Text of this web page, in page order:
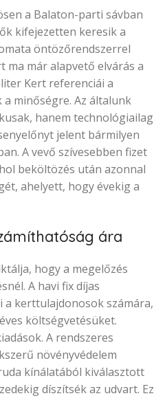
a Balaton-parti sávban
kifejezetten keresik a
öntözőrendszerrel
ma már alapvető elvárás a
Kert referenciái a
minőségre. Az általunk
hanem technológiailag
jelent bármilyen
A vevő szívesebben fizet
beköltözés után azonnal
ahelyett, hogy évekig a
ára
hogy a megelőzés
A havi fix díjas
kerttulajdonosok számára,
költségvetésüket.
A rendszeres
növényvédelem
kínálatából kiválasztott
díszítsék az udvart. Ez